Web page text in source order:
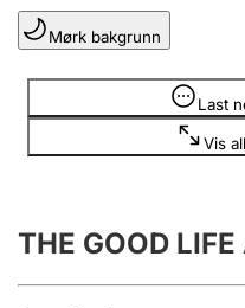
Lag og foreining
Registrere, endre,
Årsrekneskap
Innsending og
Mørk bakgrunn
Last
Vis
Opplysninger er skjult
THE GOOD